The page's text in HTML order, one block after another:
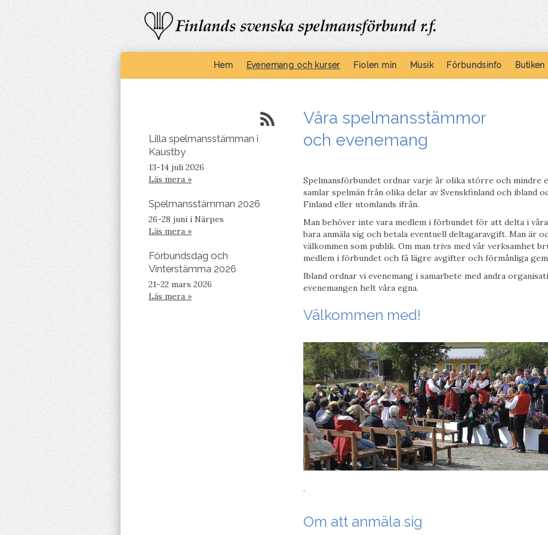
Hem Evenemang och kurser Fiolen min Musik Förbundsinfo Butiken
Lilla spelmansstämman i
Kaustby
13-14 juli 2026
Läs mera »
Spelmansstämman 2026
26-28 juni i Närpes
Läs mera »
Förbundsdag och
Vinterstämma 2026
21-22 mars 2026
Läs mera »
Våra spelmansstämmor
och evenemang
Spelmansförbundet ordnar varje år olika större och mindre
samlar spelmän från olika delar av Svenskfinland och ibland
Finland eller utomlands ifrån.
Man behöver inte vara medlem i förbundet för att delta i våra
bara anmäla sig och betala eventuell deltagaravgift. Man är
välkommen som publik. Om man trivs med vår verksamhet
medlem i förbundet och få lägre avgifter och förmånliga
Ibland ordnar vi evenemang i samarbete med andra
evenemangen helt våra egna.
Välkommen med!
.
Om att anmäla sig